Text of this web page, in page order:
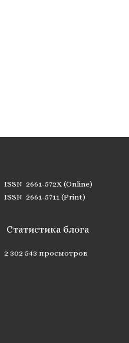
ISSN 2661-572X (Online)
ISSN 2661-5711 (Print)
Статистика блога
2 302 543 просмотров